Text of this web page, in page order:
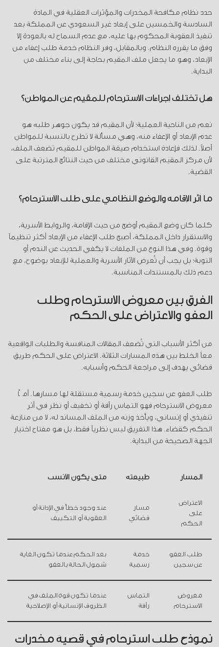
حدد نظام مكافحة المخدرات والمؤثرات العقلية في المادة
السادسة والخمسين على إبعاد غير السعودي عن المملكة بعد
تنفيذ العقوبة المحكوم بها عليه، مع عدم السماح له بالعودة إلا
وفق ما يقرره النظام. وبالمقابل، وفر النظام خدمة طلب إعفاء من
الإبعاد، وهو ما يجعل ملف المقيم بحاجة إلى بناء مختلف من
البداية.
هل تختلف إجراءات الاسترحام للمقيم عن المواطن؟
نعم من الناحية العملية؛ لأن المقيم قد يكون جوهر طلبه هو
عدم الإبعاد أو الإعفاء منه، وهي مسألة لا تطرح بالنسبة للمواطن
أصلاً. لذلك فإعادة استخدام صيغة المواطن للمقيم تضعف الملف،
لأن مركز المقيم القانوني مختلف من حيث النتائج المترتبة على
القضية.
ما أثر الإقامة والوضع النظامي على طلب الاسترحام؟
كلما كان وضع المقيم أوضح من حيث الإقامة، والروابط الأسرية،
والاستقرار داخل المملكة، أصبح طلب الإعفاء من الإبعاد أكثر تنظيماً
وقوة. وفي هذا النوع من الملفات لا يكفي الحديث عن الندم أو
التوبة؛ بل يجب أن تُعرض الآثار الأسرية والعملية للإبعاد بوضوح، مع
دعم ذلك بالمستندات المناسبة.
الفرق بين معروض الاسترحام وطلب
العفو والاعتراض على الحكم
من أكثر الأسباب التي تُضعف المقالات المنافسة والطلبات الواقعية
معاً الخلط بين هذه المسارات الثلاثة. الاعتراض على الحكم طريق
قضائي يهدف إلى مراجعة الحكم وأسبابه.
طلب العفو عن سجين خدمة رسمية مستقلة لها مسارها. أمّا
معروض الاسترحام فهو التماس رأفة أو تخفيف أو نظر في أثر
تنفيذي أو إنساني، ويأخذ وزنه من الملف المساند له، لا من منازعة
الحكم كقضاء. هذا التفريق ليس نظرياً فقط، بل هو مفتاح اختيار
الجهة الصحيحة من البداية.
المسار طبيعته متى يكون الأنسب
الاعتراض
على
الحكم
مسار
قضائي
عند وجود خطأ في الإدانة أو
العقوبة أو التكييف
طلب العفو
عن سجين
خدمة
رسمية
بعد الحكم عندما تكون الغاية
شمول الحالة بالعفو
معروض
الاسترحام
التماس
رأفة
عندما تكون قوة الملف في
الظروف الإنسانية أو الإصلاحية
نموذج طلب استرحام في قضية مخدرات